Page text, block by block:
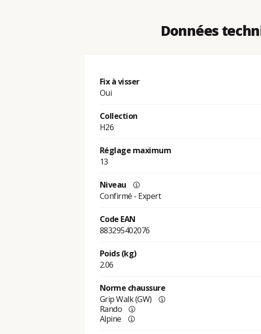
Données
Fix à visser
Oui
Collection
H26
Réglage maximum
13
Niveau
Confirmé - Expert
Code EAN
883295402076
Poids (kg)
2.06
Norme chaussure
Grip Walk (GW)
Rando
Alpine